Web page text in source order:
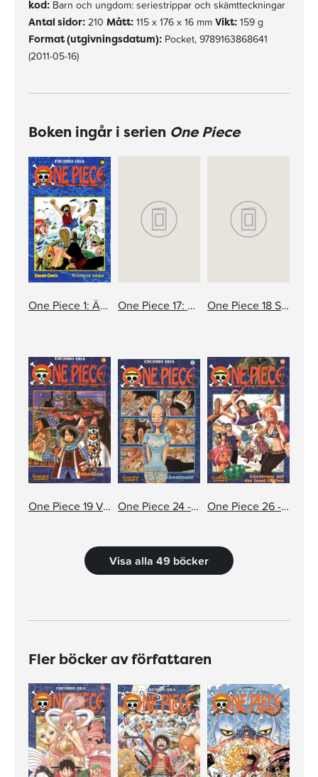
kod: Barn och ungdom: seriestrippar och skämtteckningar
Antal sidor: 210 Mått: 115 x 176 x 16 mm Vikt: 159 g
Format (utgivningsdatum): Pocket, 9789163868641
(2011-05-16)
Boken ingår i serien One Piece
One Piece 1: Äventyret börjar One Piece 17: Kampen i snön One Piece 18 Storebror
One Piece 19 Varning för monster One Piece 24 - Människans drömmar One Piece 26 - Äventyret på gudarnas ö
Visa alla 49 böcker
Fler böcker av författaren